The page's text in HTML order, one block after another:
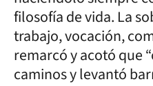
filosofía de vida. La
trabajo, vocación,
remarcó y acotó que
caminos y levantó